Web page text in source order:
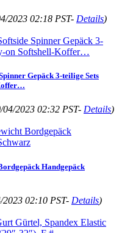
2023 02:18 PST- Details)
Gepäck 3-teilige Sets
2023 02:32 PST- Details)
Handgepäck
02:10 PST- Details)